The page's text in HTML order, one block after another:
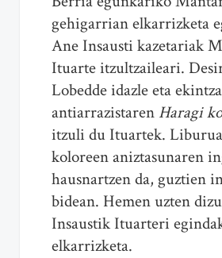
gehigarrian elkarrizketa
Ane Insausti kazetariak
Ituarte itzultzaileari.
Lobedde idazle eta
antiarrazistaren Haragi
itzuli du Ituartek.
koloreen aniztasunaren
hausnartzen da, guztien
bidean. Hemen uzten
Insaustik Ituarteri
elkarrizketa.